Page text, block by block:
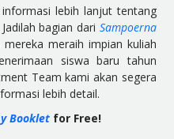
lebih lanjut tentang
bagian dari Sampoerna
meraih impian kuliah
siswa baru tahun
Team kami akan segera
lebih detail.
Bookletfor Free!